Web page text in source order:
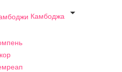
Камбоджа
